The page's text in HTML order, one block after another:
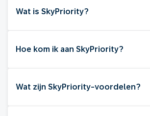
Wat is SkyPriority?
Hoe kom ik aan SkyPriority?
Wat zijn SkyPriority-voordelen?